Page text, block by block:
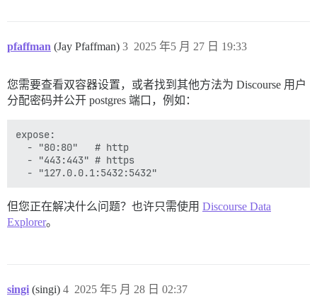
pfaffman (Jay Pfaffman) 2025 年5 月 27 日 19:33
3
您需要查看双容器设置，或者找到其他方法为 Discourse 用户
分配密码并公开 postgres 端口，例如：
expose:
  - "80:80"   # http
  - "443:443" # https
但您正在解决什么问题？也许只需使用 Discourse Data
Explorer。
singi (singi) 2025 年5 月 28 日 02:37
4